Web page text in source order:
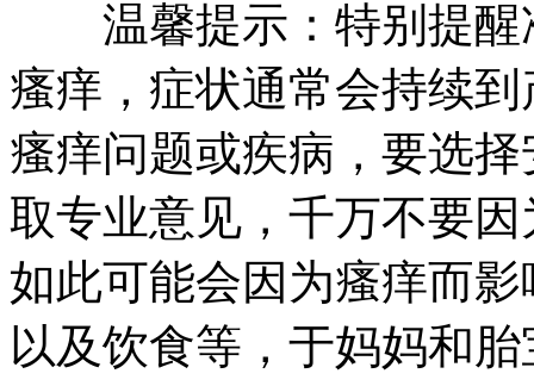
温馨提示：特别提醒
瘙痒，症状通常会持续
瘙痒问题或疾病，要选
取专业意见，千万不要
如此可能会因为瘙痒而
以及饮食等，于妈妈和